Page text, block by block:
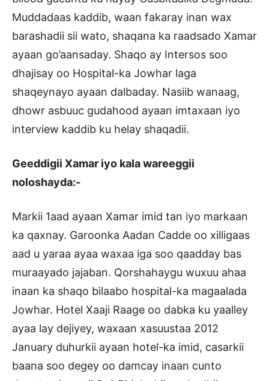
Muddadaas kaddib, waan fakaray inan wax
barashadii sii wato, shaqana ka raadsado Xamar
ayaan go’aansaday. Shaqo ay Intersos soo
dhajisay oo Hospital-ka Jowhar laga
shaqeynayo ayaan dalbaday. Nasiib wanaag,
dhowr asbuuc gudahood ayaan imtaxaan iyo
interview kaddib ku helay shaqadii.
Geeddigii Xamar iyo kala wareeggii
noloshayda:-
Markii 1aad ayaan Xamar imid tan iyo markaan
ka qaxnay. Garoonka Aadan Cadde oo xilligaas
aad u yaraa ayaa waxaa iga soo qaadday bas
muraayado jajaban. Qorshahaygu wuxuu ahaa
inaan ka shaqo bilaabo hospital-ka magaalada
Jowhar. Hotel Xaaji Raage oo dabka ku yaalley
ayaa lay dejiyey, waxaan xasuustaa 2012
January duhurkii ayaan hotel-ka imid, casarkii
baana soo degey oo damcay inaan cunto